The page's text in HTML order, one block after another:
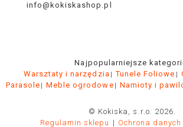
info@kokiskashop.pl
Najpopularniejsze
Warsztaty i narzędzia
Tunele Foliowe
Parasole
Meble ogrodowe Namioty i
© Kokiska, s.r.o. 2026.
Regulamin sklepu
Ochrona danych